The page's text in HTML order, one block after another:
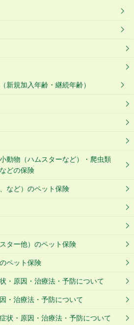
新規加入年齢・継続年齢）
動物（ハムスターなど）・爬虫類
どの保険
など）のペット保険
ター他）のペット保険
ペット保険
・原因・治療法・予防について
・治療法・予防について
状・原因・治療法・予防について